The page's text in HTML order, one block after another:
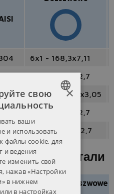
6x1 - 168,3x7,11
6x1 - 219,1x12,7
8x1,5 - 73,03x3,05
321 4x1 - 219,1x12,7
4x1 - 323,9x12,7
стали
Bezszwowe
POLISH
RUSSIAN
UKRAINIAN
×
свою
ваши
и использовать
файлы cookie, для
и ведения
изменить свой
нажав «Настройки
в нижнем
в настройках